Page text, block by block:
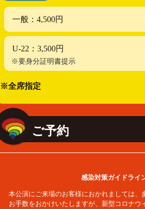
一般：4,500円
U-22：3,500円
※要身分証明書提示
※全席指定
ご予約
感染対策ガイドライ
本公演にご来場のお客様におかれましては、
お手数をおかけいたしますが、新型コロナウ